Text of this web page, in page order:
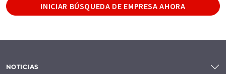
INICIAR BÚSQUEDA DE EMPRESA AHORA
NOTICIAS